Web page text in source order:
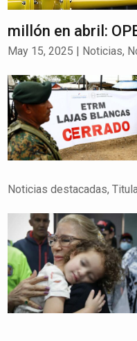
millón en abril:
May 15, 2025 | Noticias,
Noticias destacadas,